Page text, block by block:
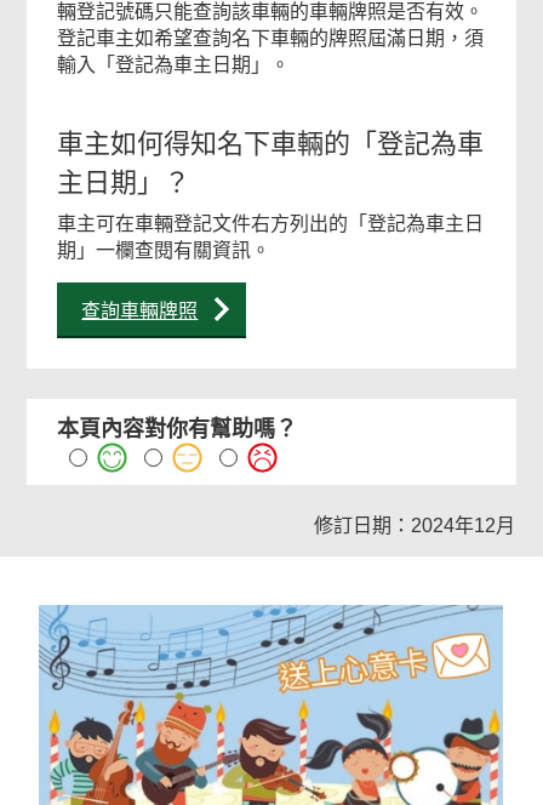
輛登記號碼只能查詢該車輛的車輛牌照是否有效。
登記車主如希望查詢名下車輛的牌照屆滿日期，須
輸入「登記為車主日期」。
車主如何得知名下車輛的「登記為車
主日期」？
車主可在車輛登記文件右方列出的「登記為車主日
期」一欄查閱有關資訊。
查詢車輛牌照
本頁內容對你有幫助嗎？
修訂日期：2024年12月